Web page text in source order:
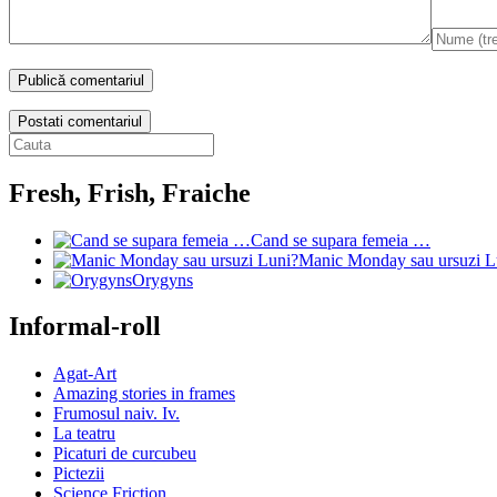
Postati comentariul
Fresh, Frish, Fraiche
Cand se supara femeia …
Manic Monday sau ursuzi
Orygyns
Informal-roll
Agat-Art
Amazing stories in frames
Frumosul naiv. Iv.
La teatru
Picaturi de curcubeu
Pictezii